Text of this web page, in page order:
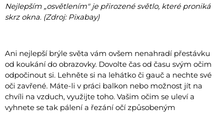
Nejlepším „osvětlením" je přirozené světlo, které proniká
skrz okna. (Zdroj: Pixabay)
Ani nejlepší brýle světa vám ovšem nenahradí přestávku
od koukání do obrazovky. Dovolte čas od času svým očim
odpočinout si. Lehněte si na lehátko či gauč a nechte své
oči zavřené. Máte-li v práci balkon nebo možnost jít na
chvíli na vzduch, využijte toho. Vašim očim se uleví a
vyhnete se tak pálení a řezání očí způsobeným